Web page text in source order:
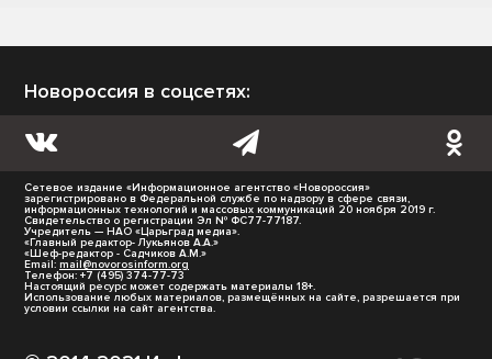
Новороссия в соцсетях:
Сетевое издание «Информационное агентство «Новороссия»
зарегистрировано в Федеральной службе по надзору в сфере связи,
информационных технологий и массовых коммуникаций 20 ноября 2019 г.
Свидетельство о регистрации Эл № ФС77-77187.
Учредитель — НАО «Царьград медиа».
«Главный редактор- Лукьянов А.А.»
«Шеф-редактор - Садчиков А.М.»
Email: mail@novorosinform.org
Телефон: +7 (495) 374-77-73
Настоящий ресурс может содержать материалы 18+.
Использование любых материалов, размещённых на сайте, разрешается при
условии ссылки на сайт агентства.